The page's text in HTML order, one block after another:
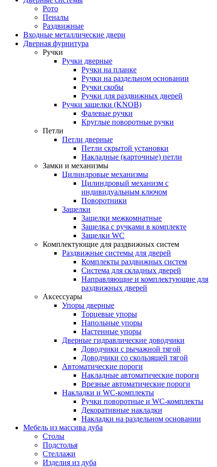
Рото
Пеналы
Раздвижные
Входные металлические двери
Дверная фурнитура
Ручки
Ручки дверные
Ручки на планке
Ручки на раздельном основании
Ручки скобы
Ручки для раздвижных дверей
Ручки защелки (KNOB)
Фалевые ручки
Круглые поворотные ручки
Петли
Петли дверные
Петли скрытой установки
Накладные (карточные) петли
Замки и механизмы
Цилиндровые механизмы
Цилиндровый механизм с
индивидуальным ключом
Поворотники
Защелки
Защелки межкомнатные
Защелка с ручками в комплекте
Защелки WC
Комплектующие для раздвижных систем
Раздвижные системы для дверей
Комплекты раздвижных систем
Система для складных дверей
Направляющие и комплектующие для
раздвижных дверей
Аксессуары
Упоры дверные
Торцевые упоры
Напольные упоры
Настенные упоры
Дверные гидравлические доводчики
Доводчики с рычажной тягой
Доводчики со скользящей тягой
Автоматические пороги
Накладные автоматические пороги
Врезные автоматические пороги
Накладки и WC-комплекты
Ручки поворотные и WC-комплекты
Декоративные накладки
Накладки на раздельном основании
Мебель из массива дуба
Столы
Подстолья
Стеллажи
Изделия из дуба